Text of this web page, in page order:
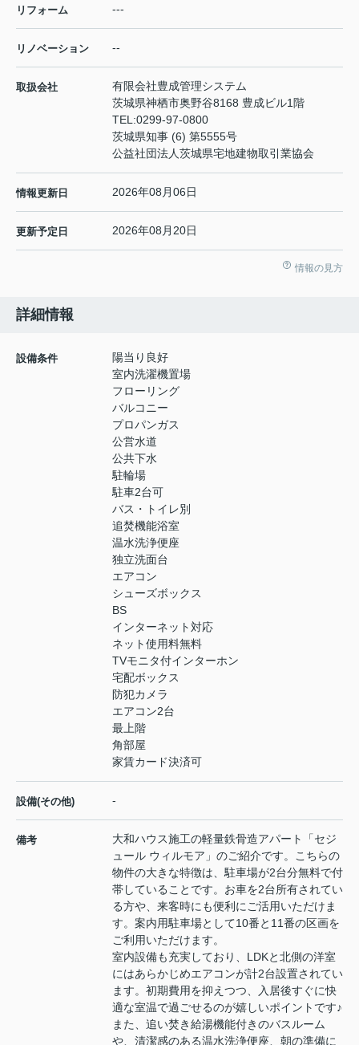
リフォーム ---
リノベーション --
取扱会社
有限会社豊成管理システム
茨城県神栖市奥野谷8168 豊成ビル1階
TEL:0299-97-0800
茨城県知事 (6) 第5555号
公益社団法人茨城県宅地建物取引業協会
情報更新日 2026年08月06日
更新予定日 2026年08月20日
情報の見方
詳細情報
設備条件
陽当り良好
室内洗濯機置場
フローリング
バルコニー
プロパンガス
公営水道
公共下水
駐輪場
駐車2台可
バス・トイレ別
追焚機能浴室
温水洗浄便座
独立洗面台
エアコン
シューズボックス
BS
インターネット対応
ネット使用料無料
TVモニタ付インターホン
宅配ボックス
防犯カメラ
エアコン2台
最上階
角部屋
家賃カード決済可
設備(その他) -
備考
大和ハウス施工の軽量鉄骨造アパート「セジ
ュール ウィルモア」のご紹介です。こちらの
物件の大きな特徴は、駐車場が2台分無料で付
帯していることです。お車を2台所有されてい
る方や、来客時にも便利にご活用いただけま
す。案内用駐車場として10番と11番の区画を
ご利用いただけます。
室内設備も充実しており、LDKと北側の洋室
にはあらかじめエアコンが計2台設置されてい
ます。初期費用を抑えつつ、入居後すぐに快
適な室温で過ごせるのが嬉しいポイントです♪
また、追い焚き給湯機能付きのバスルーム
や、清潔感のある温水洗浄便座、朝の準備に